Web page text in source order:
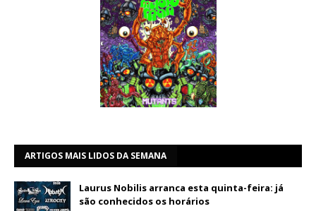
ARTIGOS MAIS LIDOS DA SEMANA
Laurus Nobilis arranca esta quinta-feira: já
são conhecidos os horários